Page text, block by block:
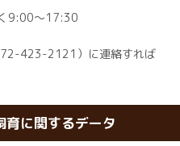
9:00～17:30
423-2121）に連絡すれば
育に関するデータ